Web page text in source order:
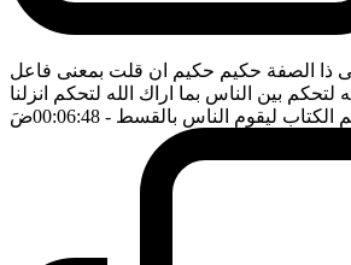
ذا الصفة حكيم حكيم ان قلت بمعنى فاعل
لتحكم بين الناس بما اراك الله لتحكم انزلنا
الكتاب ليقوم الناس بالقسط - 00:06:48 ضَ